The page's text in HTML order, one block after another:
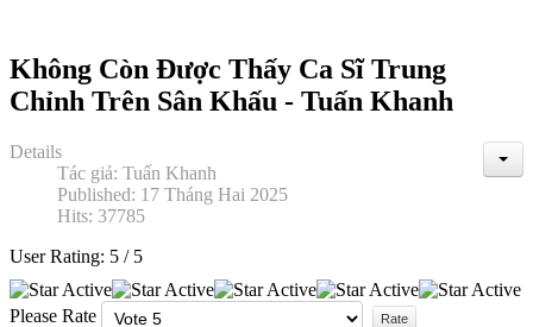
Không Còn Được Thấy Ca Sĩ Trung
Chỉnh Trên Sân Khấu - Tuấn Khanh
Details
Tác giả: Tuấn Khanh
Published: 17 Tháng Hai 2025
Hits: 37785
User Rating: 5 / 5
Please Rate